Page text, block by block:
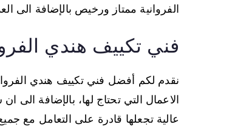
الفروانية ممتاز ورخيص بالإضافة الى
فني تكييف هندي
نقدم لكم أفضل فني تكييف هندي
الاعمال التي تحتاج لها، بالإضافة الى
عالية تجعلها قادرة على التعامل مع